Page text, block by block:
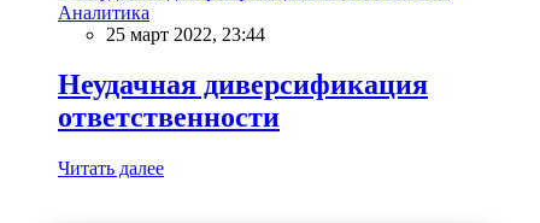
Аналитика
25 март 2022, 23:44
Неудачная диверсификация
ответственности
Читать далее